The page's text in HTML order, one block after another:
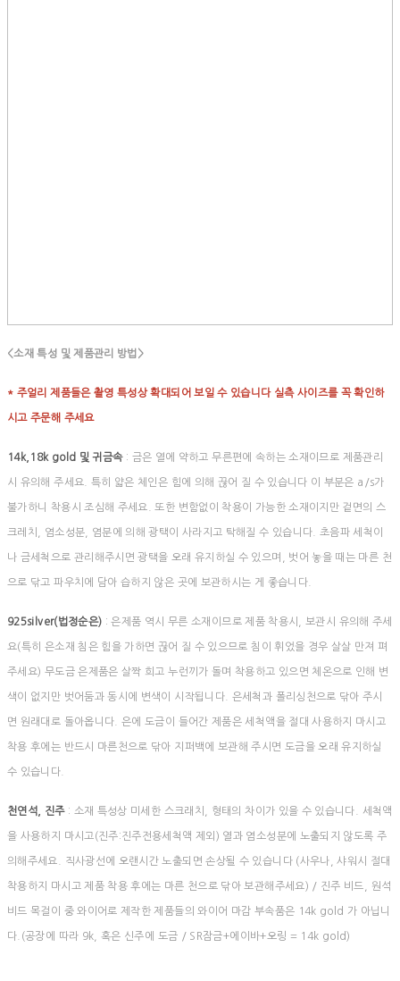
<소재 특성 및 제품관리 방법>
* 주얼리 제품들은 촬영 특성상 확대되어 보일 수 있습니다 실측 사이즈를 꼭 확인하
시고 주문해 주세요
14k,18k gold 및 귀금속: 금은 열에 약하고 무른편에 속하는 소재이므로 제품관리
시 유의해 주세요. 특히 얇은 체인은 힘에 의해 끊어 질 수 있습니다 이 부분은 a/s가
불가하니 착용시 조심해 주세요. 또한 변함없이 착용이 가능한 소재이지만 겉면의 스
크레치, 염소성분, 염분에 의해 광택이 사라지고 탁해질 수 있습니다. 초음파 세척이
나 금세척으로 관리해주시면 광택을 오래 유지하실 수 있으며, 벗어 놓을 때는 마른 천
으로 닦고 파우치에 담아 습하지 않은 곳에 보관하시는 게 좋습니다.
925silver(법정순은) : 은제품 역시 무른 소재이므로 제품 착용시, 보관시 유의해 주세
요(특히 은소재 침은 힘을 가하면 끊어 질 수 있으므로 침이 휘었을 경우 살살 만져 펴
주세요) 무도금 은제품은 살짝 희고 누런끼가 돌며 착용하고 있으면 체온으로 인해 변
색이 없지만 벗어둠과 동시에 변색이 시작됩니다. 은세척과 폴리싱천으로 닦아 주시
면 원래대로 돌아옵니다. 은에 도금이 들어간 제품은 세척액을 절대 사용하지 마시고
착용 후에는 반드시 마른천으로 닦아 지퍼백에 보관해 주시면 도금을 오래 유지하실
수 있습니다.
천연석, 진주: 소재 특성상 미세한 스크래치, 형태의 차이가 있을 수 있습니다. 세척액
을 사용하지 마시고(진주:진주전용세척액 제외) 열과 염소성분에 노출되지 않도록 주
의해주세요. 직사광선에 오랜시간 노출되면 손상될 수 있습니다 (사우나, 샤워시 절대
착용하지 마시고 제품 착용 후에는 마른 천으로 닦아 보관해주세요) / 진주 비드, 원석
비드 목걸이 중 와이어로 제작한 제품들의 와이어 마감 부속품은 14k gold 가 아닙니
다.(공장에 따라 9k, 혹은 신주에 도금 / SR잠금+에이바+오링 = 14k gold)